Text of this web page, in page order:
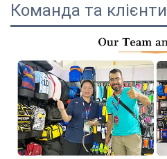
Команда та клієнти